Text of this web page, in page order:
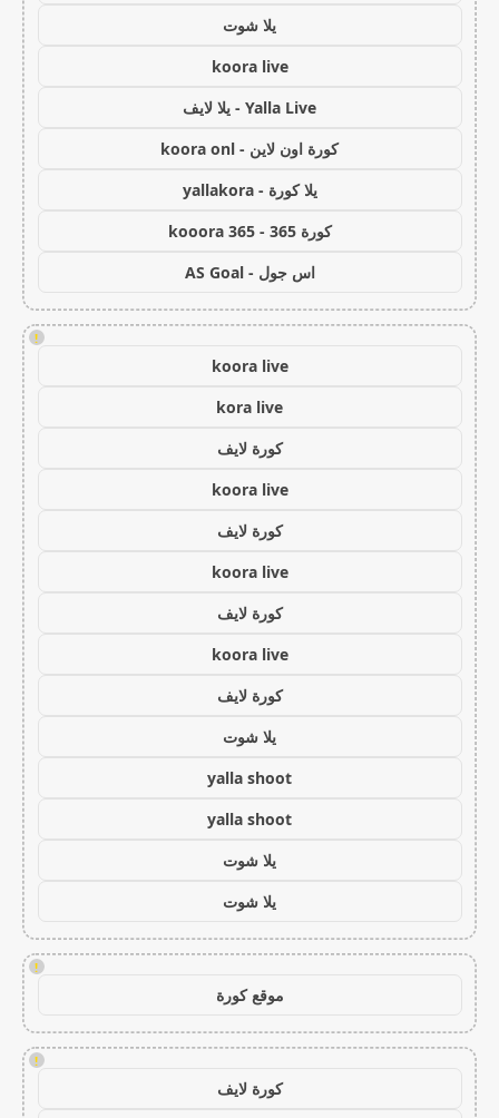
يلا شوت
koora live
Yalla Live - يلا لايف
كورة اون لاين - koora onl
يلا كورة - yallakora
كورة 365 - kooora 365
اس جول - AS Goal
!
koora live
kora live
كورة لايف
koora live
كورة لايف
koora live
كورة لايف
koora live
كورة لايف
يلا شوت
yalla shoot
yalla shoot
يلا شوت
يلا شوت
!
موقع كورة
!
كورة لايف